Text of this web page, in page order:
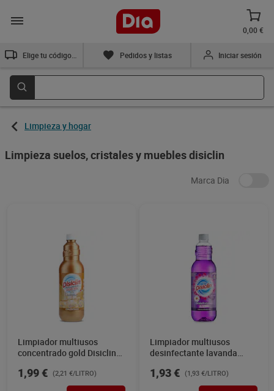
0,00 €
Pedidos y listas Iniciar sesión
Limpieza y hogar
Limpieza suelos, cristales y muebles disiclin
Marca Dia
Limpiador multiusos
concentrado gold Disiclin
1,99 € (2,21 €/LITRO)
Limpiador multiusos
desinfectante lavanda
1,93 € (1,93 €/LITRO)